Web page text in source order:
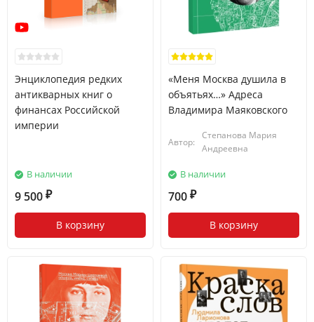
Энциклопедия редких
антикварных книг о
финансах Российской
империи
В наличии
9 500 ₽
В корзину
«Меня Москва душила в
объятьях…» Адреса
Владимира Маяковского
Автор:
Степанова Мария
Андреевна
В наличии
700 ₽
В корзину